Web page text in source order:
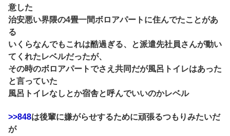
意した
治安悪い界隈の4畳一間ボロアパートに住んでたことがあ
る
いくらなんでもこれは酷過ぎる、と派遣先社員さんが動い
てくれたレベルだったが、
その時のボロアパートでさえ共同だが風呂トイレはあった
と言っていた
風呂トイレなしとか宿舎と呼んでいいのかレベル
>>848は後輩に嫌がらせするために頑張るつもりみたいだ
が